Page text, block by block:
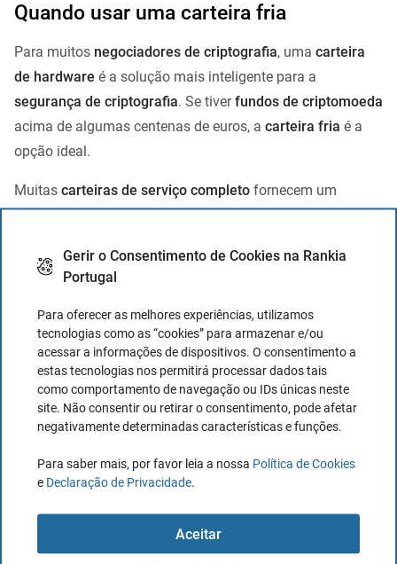
Gerir o Consentimento de Cookies na Rankia
Portugal
Para oferecer as melhores experiências, utilizamos
tecnologias como as “cookies” para armazenar e/ou
acessar a informações de dispositivos. O consentimento a
estas tecnologias nos permitirá processar dados tais
como comportamento de navegação ou IDs únicas neste
site. Não consentir ou retirar o consentimento, pode afetar
negativamente determinadas características e funções.
Para saber mais, por favor leia a nossa Política de Cookies
e Declaração de Privacidade.
Aceitar
Quando usar uma carteira fria
Para muitos negociadores de criptografia, uma carteira
de hardware é a solução mais inteligente para a
segurança de criptografia. Se tiverfundos de criptomoeda
acima de algumas centenas de euros, a carteira fria é a
opção ideal.
Muitas carteiras de serviço completo fornecem um
serviço offline para a sua carteira. No entanto, para
ativos que estas protegem, não há mesmo outra opção
senão utilizar uma
exclusivamente por si.
Cold Wallet vs Hot Wallet
Se considera enveredar pelo mundo dascriptomoedas
Com os fundos imediatamente necessários em mãos na
carteira quente e a maioria dos seus ativos offline com
segurança nacarteira fria, tem tudo o que necessita para
transações segurasdecriptomoedas